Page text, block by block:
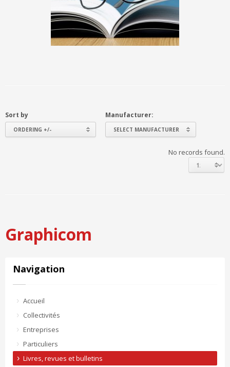
Sort by
ORDERING +/-
Manufacturer:
SELECT MANUFACTURER
No records found.
Graphicom
Navigation
Accueil
Collectivités
Entreprises
Particuliers
Livres, revues et bulletins